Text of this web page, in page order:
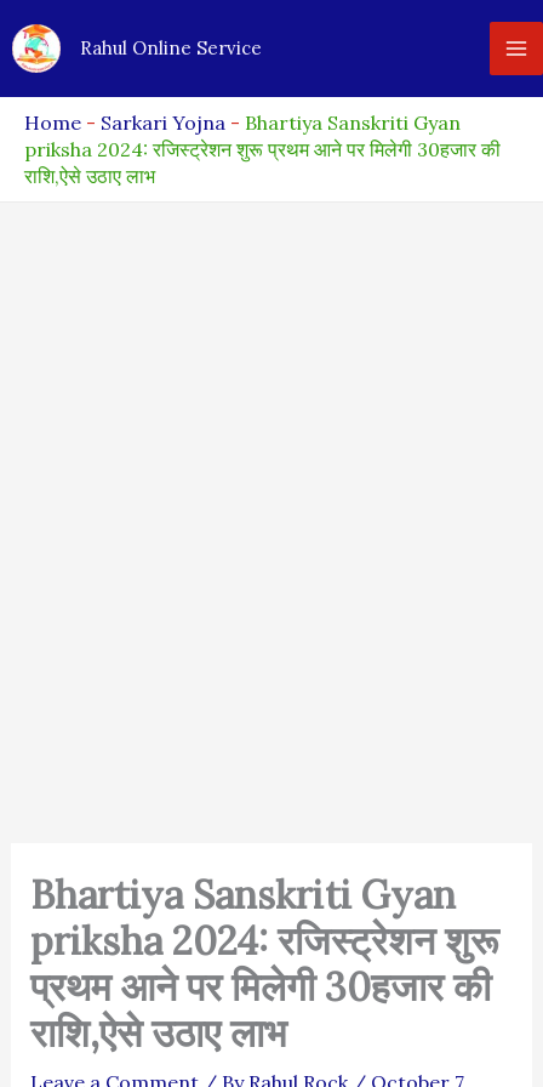
to
Rahul Online Service
Home - Sarkari Yojna - Bhartiya Sanskriti Gyan
priksha 2024: रजिस्ट्रेशन शुरू प्रथम आने पर मिलेगी 30हजार की
राशि,ऐसे उठाए लाभ
Bhartiya Sanskriti Gyan
priksha 2024: रजिस्ट्रेशन शुरू
प्रथम आने पर मिलेगी 30हजार की
राशि,ऐसे उठाए लाभ
Leave a Comment / By Rahul Rock / October 7,